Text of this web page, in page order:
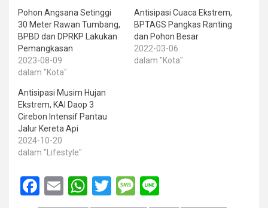
Pohon Angsana Setinggi
30 Meter Rawan Tumbang,
BPBD dan DPRKP Lakukan
Pemangkasan
2023-08-09
dalam "Kota"
Antisipasi Cuaca Ekstrem,
BPTAGS Pangkas Ranting
dan Pohon Besar
2022-03-06
dalam "Kota"
Antisipasi Musim Hujan
Ekstrem, KAI Daop 3
Cirebon Intensif Pantau
Jalur Kereta Api
2024-10-20
dalam "Lifestyle"
Facebook
EmailWhatsApp
TwitterMessage